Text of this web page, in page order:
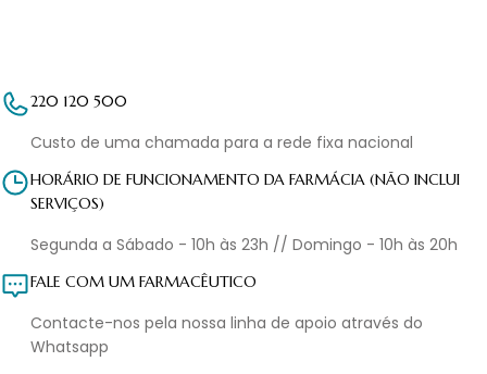
220 120 500
Custo de uma chamada para a rede fixa nacional
HORÁRIO DE FUNCIONAMENTO DA FARMÁCIA (NÃO INCLUI
SERVIÇOS)
Segunda a Sábado - 10h às 23h // Domingo - 10h às 20h
FALE COM UM FARMACÊUTICO
Contacte-nos pela nossa linha de apoio através do
Whatsapp